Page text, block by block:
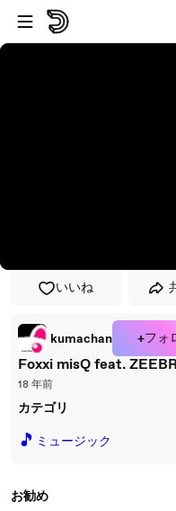
プレイヤーにスキップ
メインコンテンツにスキッ
いいね
kumachan +フォ
Foxxi misQ feat.
18 年前
カテゴリ
🎵 ミュージック
お勧め